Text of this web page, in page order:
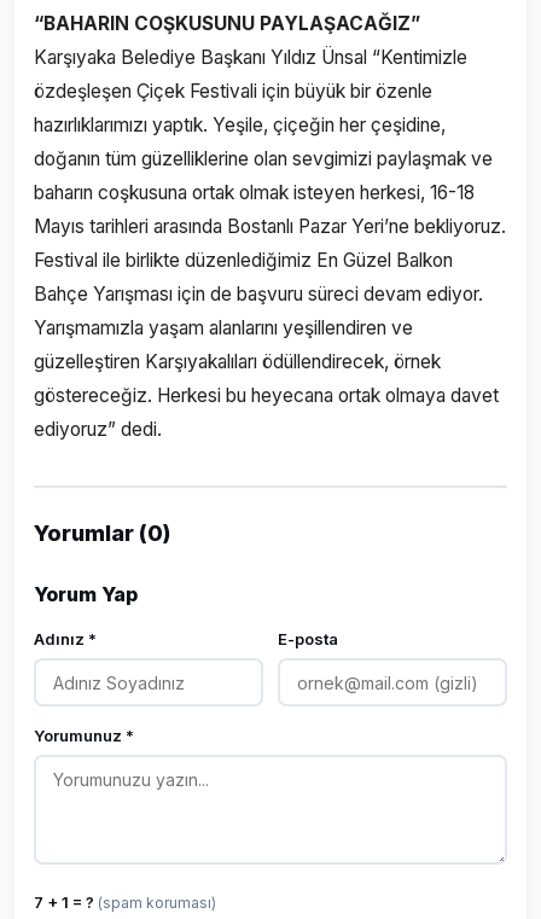
“BAHARIN COŞKUSUNU PAYLAŞACAĞIZ”
Karşıyaka Belediye Başkanı Yıldız Ünsal “Kentimizle
özdeşleşen Çiçek Festivali için büyük bir özenle
hazırlıklarımızı yaptık. Yeşile, çiçeğin her çeşidine,
doğanın tüm güzelliklerine olan sevgimizi paylaşmak ve
baharın coşkusuna ortak olmak isteyen herkesi, 16-18
Mayıs tarihleri arasında Bostanlı Pazar Yeri’ne bekliyoruz.
Festival ile birlikte düzenlediğimiz En Güzel Balkon
Bahçe Yarışması için de başvuru süreci devam ediyor.
Yarışmamızla yaşam alanlarını yeşillendiren ve
güzelleştiren Karşıyakalıları ödüllendirecek, örnek
göstereceğiz. Herkesi bu heyecana ortak olmaya davet
ediyoruz” dedi.
Yorumlar (0)
Yorum Yap
Adınız * E-posta
Yorumunuz *
7 + 1 = ? (spam koruması)